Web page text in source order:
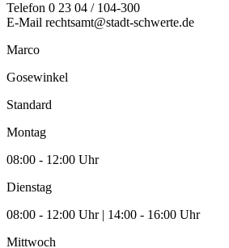
Telefon 0 23 04 / 104-300
E-Mail rechtsamt@stadt-schwerte.de
Marco
Gosewinkel
Standard
Montag
08:00 - 12:00 Uhr
Dienstag
08:00 - 12:00 Uhr | 14:00 - 16:00 Uhr
Mittwoch